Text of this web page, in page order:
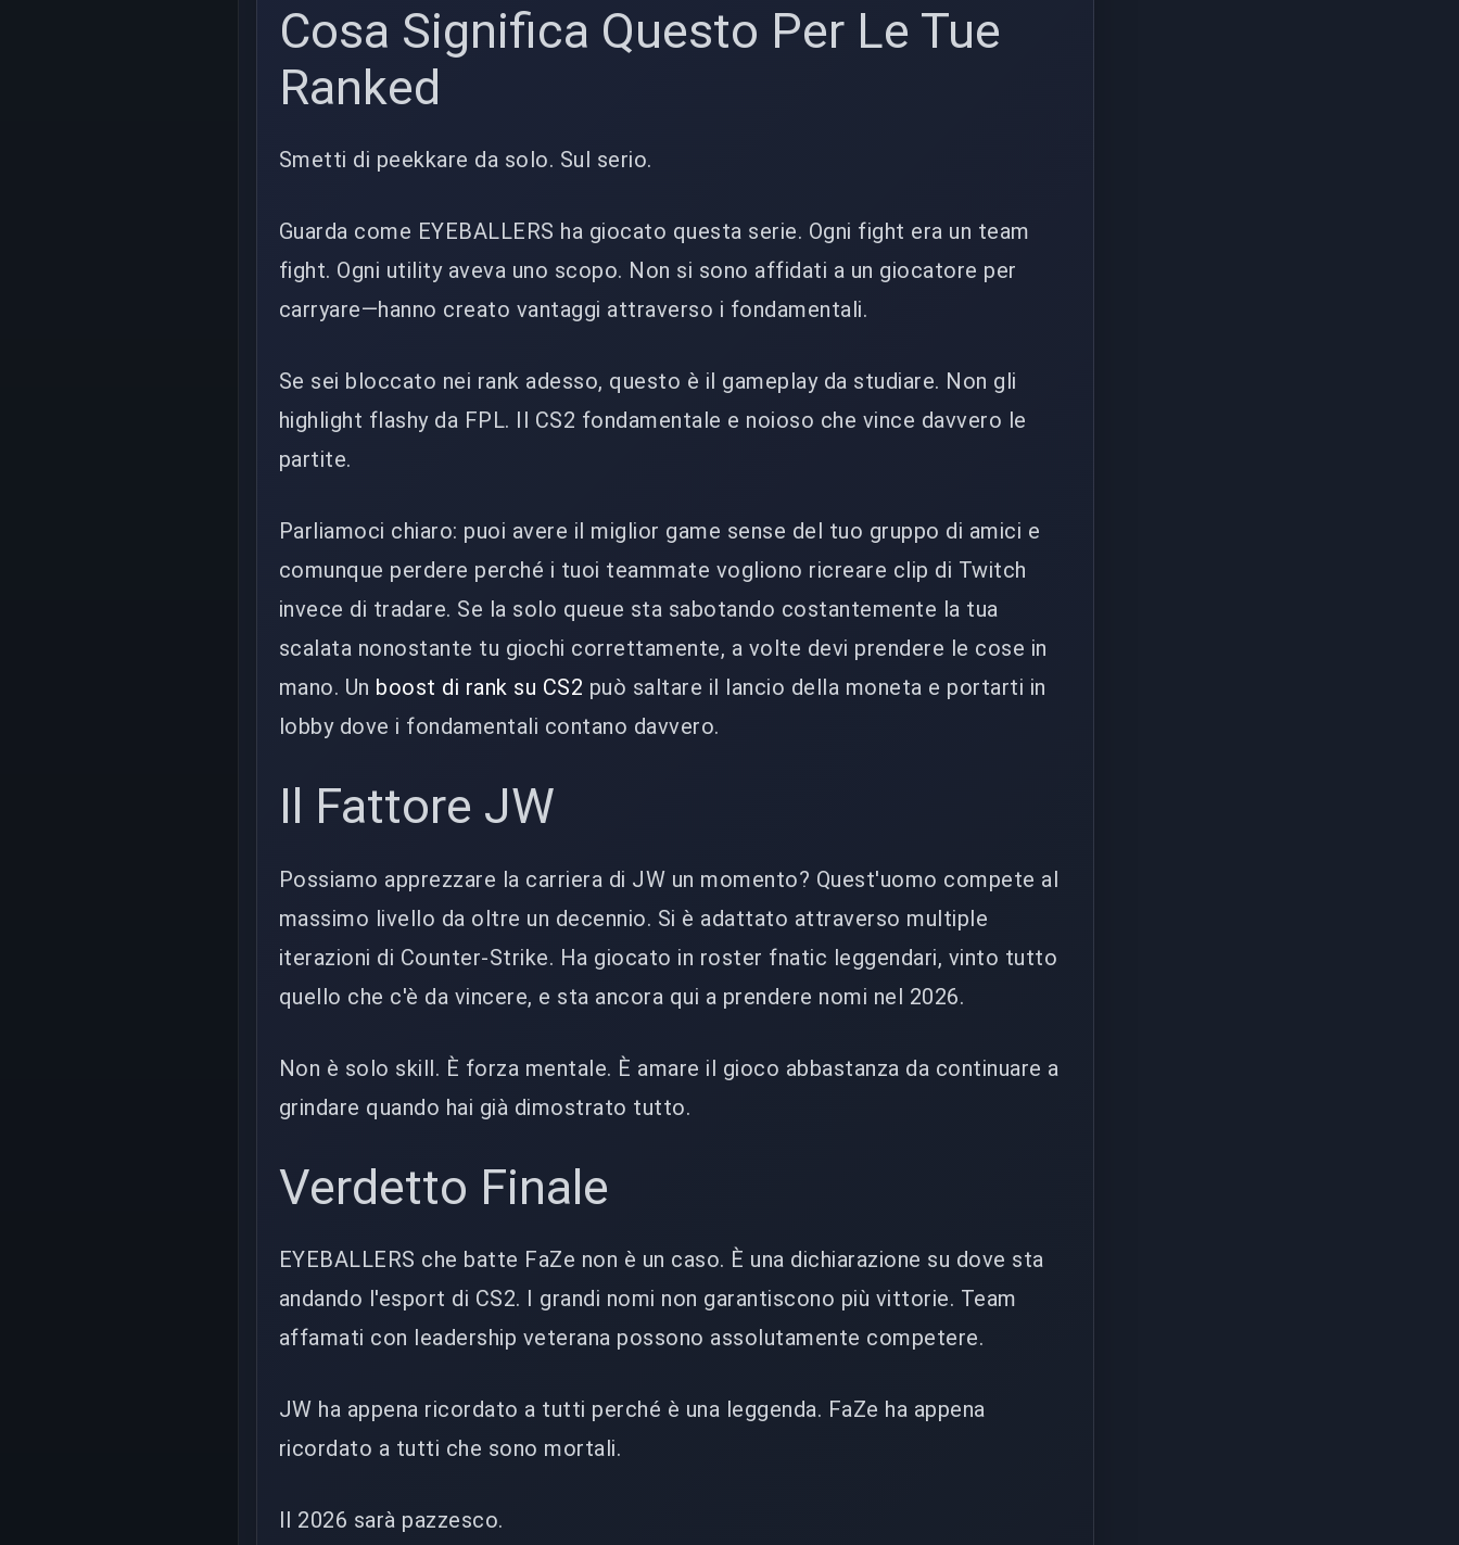
Cosa Significa Questo Per Le Tue
Ranked
Smetti di peekkare da solo. Sul serio.
Guarda come EYEBALLERS ha giocato questa serie. Ogni fight era un team
fight. Ogni utility aveva uno scopo. Non si sono affidati a un giocatore per
carryare—hanno creato vantaggi attraverso i fondamentali.
Se sei bloccato nei rank adesso, questo è il gameplay da studiare. Non gli
highlight flashy da FPL. Il CS2 fondamentale e noioso che vince davvero le
partite.
Parliamoci chiaro: puoi avere il miglior game sense del tuo gruppo di amici e
comunque perdere perché i tuoi teammate vogliono ricreare clip di Twitch
invece di tradare. Se la solo queue sta sabotando costantemente la tua
scalata nonostante tu giochi correttamente, a volte devi prendere le cose in
mano. Un boost di rank su CS2 può saltare il lancio della moneta e portarti in
lobby dove i fondamentali contano davvero.
Il Fattore JW
Possiamo apprezzare la carriera di JW un momento? Quest'uomo compete al
massimo livello da oltre un decennio. Si è adattato attraverso multiple
iterazioni di Counter-Strike. Ha giocato in roster fnatic leggendari, vinto tutto
quello che c'è da vincere, e sta ancora qui a prendere nomi nel 2026.
Non è solo skill. È forza mentale. È amare il gioco abbastanza da continuare a
grindare quando hai già dimostrato tutto.
Verdetto Finale
EYEBALLERS che batte FaZe non è un caso. È una dichiarazione su dove sta
andando l'esport di CS2. I grandi nomi non garantiscono più vittorie. Team
affamati con leadership veterana possono assolutamente competere.
JW ha appena ricordato a tutti perché è una leggenda. FaZe ha appena
ricordato a tutti che sono mortali.
Il 2026 sarà pazzesco.